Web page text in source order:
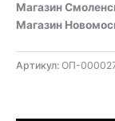
Магазин
Магазин
Артикул: ОП-